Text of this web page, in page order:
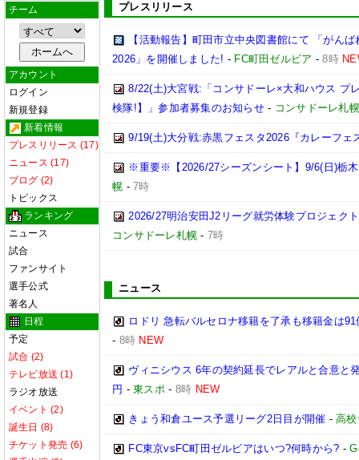
チーム
アカウント
ログイン
新規登録
新着情報
プレスリリース (17)
ニュース (17)
ブログ (2)
トピックス
ランキング
ニュース
試合
ファンサイト
選手公式
著名人
日程
予定
試合 (2)
テレビ放送 (1)
ラジオ放送
イベント (2)
誕生日 (8)
チケット発売 (6)
プレスリリース
【活動報告】町田市立中央図書館にて 「がん
2026」を開催しました! - FC町田ゼルビア -8時
8/22(土)大宮戦:「コンサドーレ×大和ハウス プ
検隊!】」参加者募集のお知らせ - コンサドーレ札幌
9/19(土)大分戦:赤黒フェスタ2026『カレーフェ
※重要※【2026/27シーズンシート】9/6(日)栃
幌 -7時
2026/27明治安田J2リーグ就労体験プロジェク
コンサドーレ札幌 - 7時
ニュース
ロドリ 急転バルセロナ移籍を了承も移籍金は
- 8時 NEW
ヴィニシウス 6年の契約延長でレアルと合意
円 -東スポ- 8時 NEW
きょう和倉ユース予選リーグ2日目が開催 -高
FC東京vsFC町田ゼルビアはいつ?何時から? -